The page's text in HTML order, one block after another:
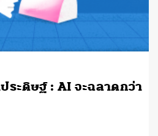
ะดิษฐ์ : AI จะฉลาดกว่า